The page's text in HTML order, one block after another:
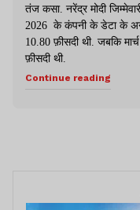
तंज कसा. नरेंद्र मोदी
2026 के कंपनी के डेटा के
10.80 फ़ीसदी थी. जबकि
फ़ीसदी थी.
Continue reading